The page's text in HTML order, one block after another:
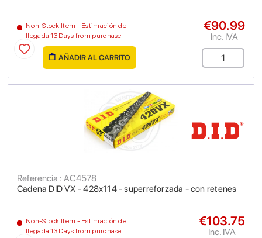
Non-Stock Item - Estimación de
llegada 13 Days from purchase
€90.99
Inc. IVA
AÑADIR AL CARRITO
Cadena DID VX - 428x114 - superreforzada - con retenes
Referencia : AC4578
Non-Stock Item - Estimación de
llegada 13 Days from purchase
€103.75
Inc. IVA